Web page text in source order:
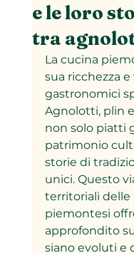
e le loro
tra
La cucina
sua ricchezza
gastronomici
Agnolotti, plin
non solo piatti
patrimonio
storie di
unici. Questo
territoriali delle
piemontesi
approfondito
siano evoluti e